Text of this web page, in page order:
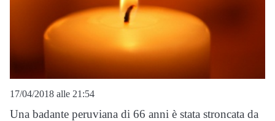
17/04/2018 alle 21:54
Una badante peruviana di 66 anni è stata stroncata da